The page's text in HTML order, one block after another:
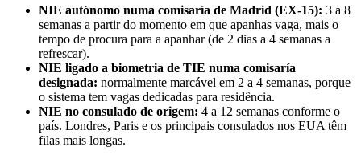
NIE autónomo numa comisaría de Madrid (EX-15): 3 a 8
semanas a partir do momento em que apanhas vaga, mais o
tempo de procura para a apanhar (de 2 dias a 4 semanas a
refrescar).
NIE ligado a biometria de TIE numa comisaría
designada: normalmente marcável em 2 a 4 semanas, porque
o sistema tem vagas dedicadas para residência.
NIE no consulado de origem: 4 a 12 semanas conforme o
país. Londres, Paris e os principais consulados nos EUA têm
filas mais longas.